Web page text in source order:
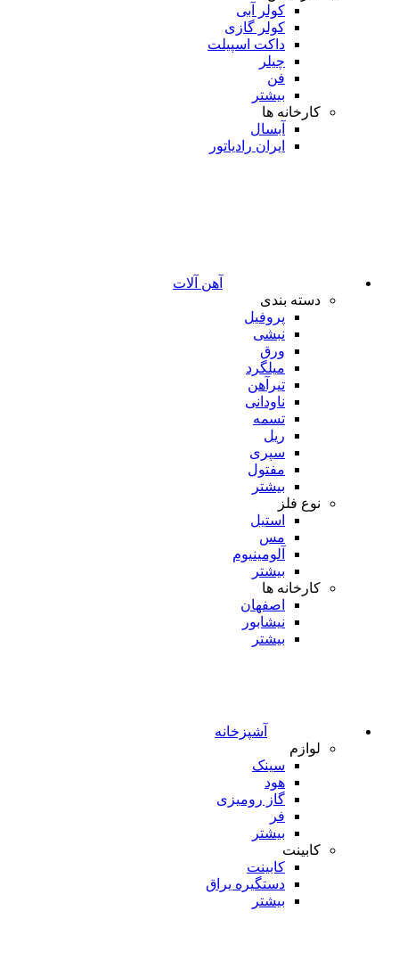
کولر آبی
کولر گازی
داکت اسپیلت
چیلر
فن
بیشتر
کارخانه ها
آبسال
ایران رادیاتور
آهن آلات
دسته بندی
پروفیل
نبشی
ورق
میلگرد
تیرآهن
ناودانی
تسمه
ریل
سپری
مفتول
بیشتر
نوع فلز
استیل
مس
آلومینیوم
بیشتر
کارخانه ها
اصفهان
نیشابور
بیشتر
آشپزخانه
لوازم
سینک
هود
گاز رومیزی
فر
بیشتر
کابینت
کابینت
دستگیره یراق
بیشتر